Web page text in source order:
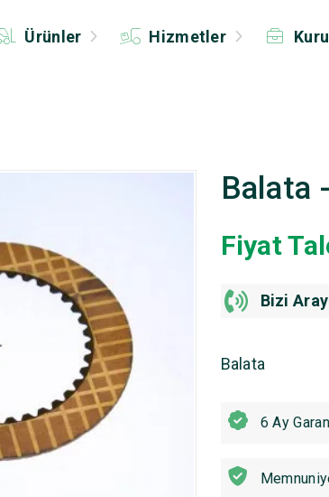
Ürünler Hizmetler
Balata
Fiyat
Bizi
Balata
6 Ay